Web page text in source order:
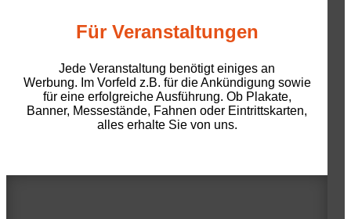
Für Veranstaltungen
Jede Veranstaltung benötigt einiges an
Werbung. Im Vorfeld z.B. für die Ankündigung sowie
für eine erfolgreiche Ausführung. Ob Plakate,
Banner, Messestände, Fahnen oder Eintrittskarten,
alles erhalte Sie von uns.